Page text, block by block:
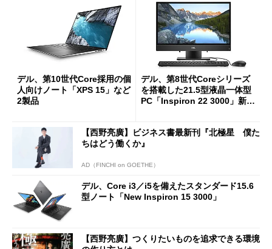
デル、第10世代Core採用の個
人向けノート「XPS 15」など
2製品
デル、第8世代Coreシリーズ
を搭載した21.5型液晶一体型
PC「Inspiron 22 3000」新モ
【西野亮廣】ビジネス書最新刊『北極星 僕た
ちはどう働くか』
AD（FINCHI on GOETHE）
デル、Core i3／i5を備えたスタンダード15.6
型ノート「New Inspiron 15 3000」
【西野亮廣】つくりたいものを追求できる環境